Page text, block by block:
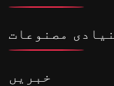
مصنوعات
خبریں